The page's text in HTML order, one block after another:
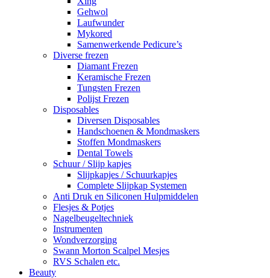
Gehwol
Laufwunder
Mykored
Samenwerkende Pedicure’s
Diverse frezen
Diamant Frezen
Keramische Frezen
Tungsten Frezen
Polijst Frezen
Disposables
Diversen Disposables
Handschoenen & Mondmaskers
Stoffen Mondmaskers
Dental Towels
Schuur / Slijp kapjes
Slijpkapjes / Schuurkapjes
Complete Slijpkap Systemen
Anti Druk en Siliconen Hulpmiddelen
Flesjes & Potjes
Nagelbeugeltechniek
Instrumenten
Wondverzorging
Swann Morton Scalpel Mesjes
RVS Schalen etc.
Beauty